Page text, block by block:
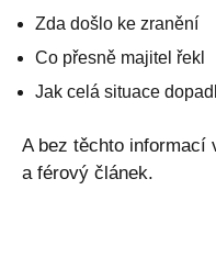
Zda došlo ke zranění
Co přesně majitel řekl
Jak celá situace
A bez těchto informací
a férový článek.